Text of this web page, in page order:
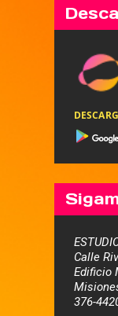
Calle
Edificio
376-